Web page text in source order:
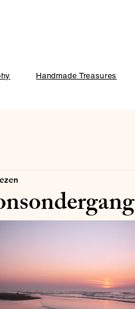
Handmade Treasures